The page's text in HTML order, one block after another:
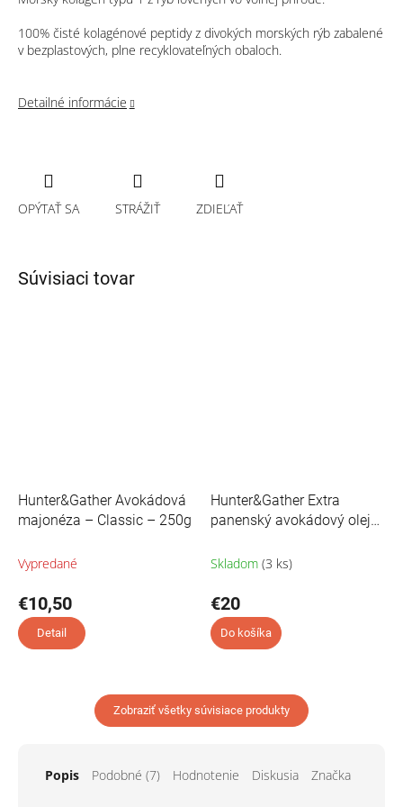
100% čisté kolagénové peptidy z divokých morských rýb zabalené
v bezplastových, plne recyklovateľných obaloch.
Detailné informácie
OPÝTAŤ SA STRÁŽIŤ ZDIEĽAŤ
Súvisiaci tovar
Hunter&Gather Avokádová
majonéza – Classic – 250g
Vypredané
€10,50
Detail
Hunter&Gather Extra
panenský avokádový olej
ml
Skladom (3 ks)
€20
Do košíka
Zobraziť všetky súvisiace produkty
Popis Podobné (7) Hodnotenie Diskusia Značka